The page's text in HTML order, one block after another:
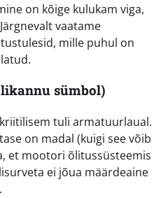
on kõige kulukam viga,
vaatame
mille puhul on
sümbol)
tuli armatuurlaual.
on madal (kuigi see võib
et mootori õlitussüsteemis
ei jõua määrdeaine